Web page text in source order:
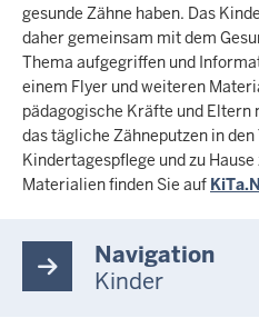
gesunde Zähne haben. Das
daher gemeinsam mit dem
Thema aufgegriffen und
einem Flyer und weiteren
pädagogische Kräfte und
das tägliche Zähneputzen in
Kindertagespflege und zu
Materialien finden Sie auf
Navigation
Kinder